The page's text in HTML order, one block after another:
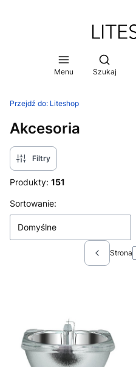
Menu
Otwórz
Szukaj
Przejdź do: Liteshop
Akcesoria
Filtry
Produkty: 151
Lista produktów
Sortowanie:
Domyślne
Strona